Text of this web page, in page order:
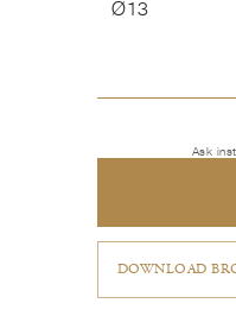
Ø13
Ask
DOWNLOAD